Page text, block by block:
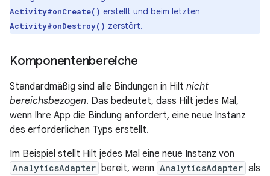
Activity#onCreate() erstellt und beim letzten
Activity#onDestroy() zerstört.
Komponentenbereiche
Standardmäßig sind alle Bindungen in Hilt nicht
bereichsbezogen. Das bedeutet, dass Hilt jedes Mal,
wenn Ihre App die Bindung anfordert, eine neue Instanz
des erforderlichen Typs erstellt.
Im Beispiel stellt Hilt jedes Mal eine neue Instanz von
AnalyticsAdapter bereit, wenn AnalyticsAdapter als